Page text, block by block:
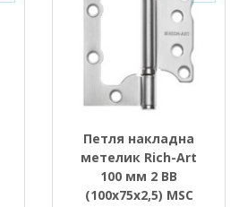
Петля накладна
метелик Rich-Art
100 мм 2 ВВ
(100х75х2,5) MSC